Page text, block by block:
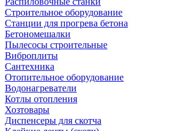
Строительное оборудование
Станции для прогрева бетона
Бетономешалки
Пылесосы строительные
Виброплиты
Сантехника
Отопительное оборудование
Водонагреватели
Котлы отопления
Хозтовары
Диспенсеры для скотча